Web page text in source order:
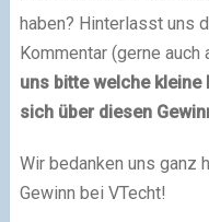
haben? Hinterlasst uns
Kommentar (gerne
uns bitte welche kleine
sich über diesen
Wir bedanken uns ganz
Gewinn bei VTecht!